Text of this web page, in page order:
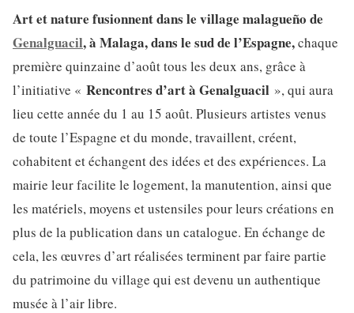
Art et nature fusionnent dans le village malagueño de
Genalguacil, à Malaga, dans le sud de l’Espagne,chaque
première quinzaine d’août tous les deux ans, grâce à
l’initiative « Rencontres d’art à Genalguacil », qui aura
lieu cette année du 1 au 15 août. Plusieurs artistes venus
de toute l’Espagne et du monde, travaillent, créent,
cohabitent et échangent des idées et des expériences. La
mairie leur facilite le logement, la manutention, ainsi que
les matériels, moyens et ustensiles pour leurs créations en
plus de la publication dans un catalogue. En échange de
cela, les œuvres d’art réalisées terminent par faire partie
du patrimoine du village qui est devenu un authentique
musée à l’air libre.